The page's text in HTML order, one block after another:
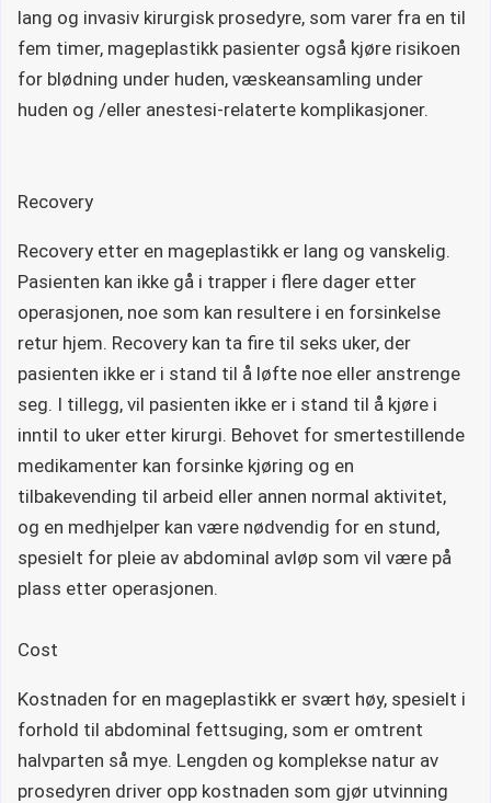
lang og invasiv kirurgisk prosedyre, som varer fra en til
fem timer, mageplastikk pasienter også kjøre risikoen
for blødning under huden, væskeansamling under
huden og /eller anestesi-relaterte komplikasjoner.
Recovery
Recovery etter en mageplastikk er lang og vanskelig.
Pasienten kan ikke gå i trapper i flere dager etter
operasjonen, noe som kan resultere i en forsinkelse
retur hjem. Recovery kan ta fire til seks uker, der
pasienten ikke er i stand til å løfte noe eller anstrenge
seg. I tillegg, vil pasienten ikke er i stand til å kjøre i
inntil to uker etter kirurgi. Behovet for smertestillende
medikamenter kan forsinke kjøring og en
tilbakevending til arbeid eller annen normal aktivitet,
og en medhjelper kan være nødvendig for en stund,
spesielt for pleie av abdominal avløp som vil være på
plass etter operasjonen.
Cost
Kostnaden for en mageplastikk er svært høy, spesielt i
forhold til abdominal fettsuging, som er omtrent
halvparten så mye. Lengden og komplekse natur av
prosedyren driver opp kostnaden som gjør utvinning